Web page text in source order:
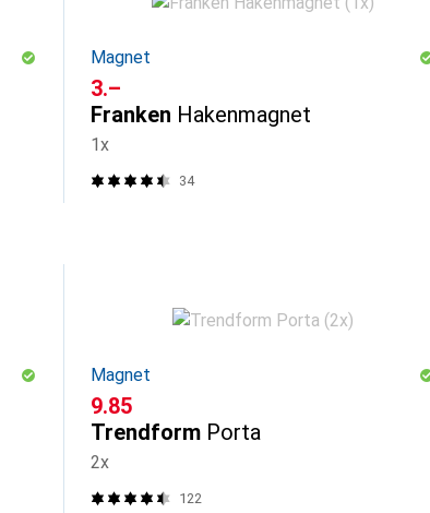
Magnet
CHF
3.–
Franken Hakenmagnet
1x
34
Magnet
CHF
9.85
Trendform Porta
2x
122